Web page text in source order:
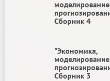
Сборник 4
"Экономика,
Сборник 3